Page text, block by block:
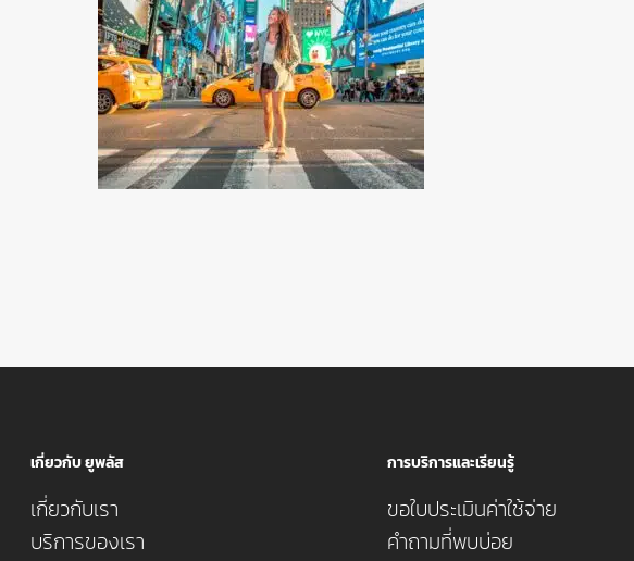
เกี่ยวกับ ยูพลัส
เกี่ยวกับเรา
บริการของเรา
การบริการและเรียนรู้
ขอใบประเมินค่าใช้จ่าย
คำถามที่พบบ่อย